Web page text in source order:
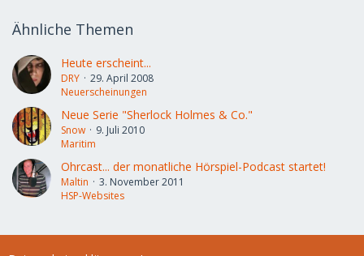
Ähnliche Themen
Heute erscheint...
DRY
29. April 2008
Neuerscheinungen
Neue Serie "Sherlock Holmes & Co."
Snow
9. Juli 2010
Maritim
Ohrcast... der monatliche Hörspiel-Podcast startet!
Maltin
3. November 2011
HSP-Websites